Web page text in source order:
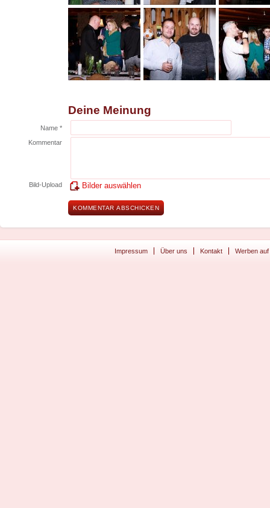
Deine Meinung
Name *
Kommentar
Bild-Upload Bilder auswählen
Impressum Über uns Kontakt Werben